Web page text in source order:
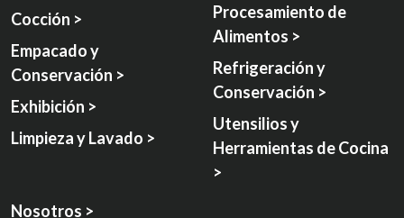
Cocción >
Empacado y
Conservación >
Exhibición >
Limpieza y Lavado >
Procesamiento de
Alimentos >
Refrigeración y
Conservación >
Utensilios y
Herramientas de Cocina
>
Nosotros >